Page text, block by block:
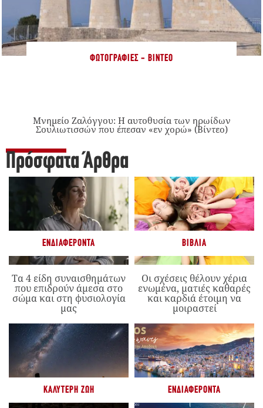
ΦΩΤΟΓΡΑΦΊΕΣ - ΒΊΝΤΕΟ
Μνημείο Ζαλόγγου: Η αυτοθυσία των ηρωίδων
Σουλιωτισσών που έπεσαν «εν χορώ» (Βίντεο)
Πρόσφατα Άρθρα
ΕΝΔΙΑΦΈΡΟΝΤΑ
Τα 4 είδη συναισθημάτων
που επιδρούν άμεσα στο
σώμα και στη φυσιολογία
μας
ΒΙΒΛΊΑ
Οι σχέσεις θέλουν χέρια
ενωμένα, ματιές καθαρές
και καρδιά έτοιμη να
μοιραστεί
ΚΑΛΎΤΕΡΗ ΖΩΉ ΕΝΔΙΑΦΈΡΟΝΤΑ